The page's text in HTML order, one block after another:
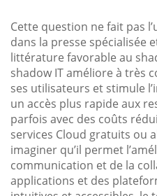
Cette question ne fait pas
dans la presse spécialisée
littérature favorable au
shadow IT améliore à très
ses utilisateurs et stimule
un accès plus rapide aux
parfois avec des coûts
services Cloud gratuits ou
imaginer qu’il permet
communication et de la
applications et des